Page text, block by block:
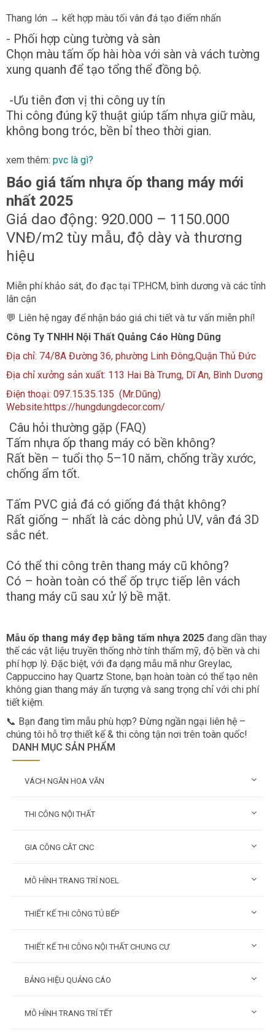
Thang lớn → kết hợp màu tối vân đá tạo điểm nhấn
- Phối hợp cùng tường và sàn
Chọn màu tấm ốp hài hòa với sàn và vách tường
xung quanh để tạo tổng thể đồng bộ.
-Ưu tiên đơn vị thi công uy tín
Thi công đúng kỹ thuật giúp tấm nhựa giữ màu,
không bong tróc, bền bỉ theo thời gian.
xem thêm: pvc là gì?
Báo giá tấm nhựa ốp thang máy mới
nhất 2025
Giá dao động: 920.000 – 1150.000
VNĐ/m2 tùy mẫu, độ dày và thương
hiệu
Miễn phí khảo sát, đo đạc tại TP.HCM, bình dương và các tỉnh
lân cận
💬 Liên hệ ngay để nhận báo giá chi tiết và tư vấn miễn phí!
Công Ty TNHH Nội Thất Quảng Cáo Hùng Dũng
Địa chỉ: 74/8A Đường 36, phường Linh Đông,Quận Thủ Đức
Địa chỉ xưởng sản xuất: 113 Hai Bà Trưng, Dĩ An, Bình Dương
Điện thoại: 097.15.35.135 (Mr.Dũng)
Website:https://hungdungdecor.com/
Câu hỏi thường gặp (FAQ)
Tấm nhựa ốp thang máy có bền không?
Rất bền – tuổi thọ 5–10 năm, chống trầy xước,
chống ẩm tốt.
Tấm PVC giả đá có giống đá thật không?
Rất giống – nhất là các dòng phủ UV, vân đá 3D
sắc nét.
Có thể thi công trên thang máy cũ không?
Có – hoàn toàn có thể ốp trực tiếp lên vách
thang máy cũ sau xử lý bề mặt.
Mẫu ốp thang máy đẹp bằng tấm nhựa 2025 đang dần thay
thế các vật liệu truyền thống nhờ tính thẩm mỹ, độ bền và chi
phí hợp lý. Đặc biệt, với đa dạng mẫu mã như Greylac,
Cappuccino hay Quartz Stone, bạn hoàn toàn có thể tạo nên
không gian thang máy ấn tượng và sang trọng chỉ với chi phí
tiết kiệm.
📞 Bạn đang tìm mẫu phù hợp? Đừng ngần ngại liên hệ –
chúng tôi hỗ trợ thiết kế & thi công tận nơi trên toàn quốc!
DANH MỤC SẢN PHẨM
VÁCH NGĂN HOA VĂN
THI CÔNG NỘI THẤT
GIA CÔNG CẮT CNC
MÔ HÌNH TRANG TRÍ NOEL
THIẾT KẾ THI CÔNG TỦ BẾP
THIẾT KẾ THI CÔNG NỘI THẤT CHUNG CƯ
BẢNG HIỆU QUẢNG CÁO
MÔ HÌNH TRANG TRÍ TẾT